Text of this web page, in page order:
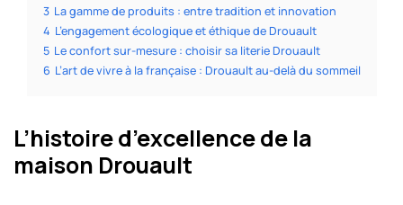
3 La gamme de produits : entre tradition et innovation
4 L’engagement écologique et éthique de Drouault
5 Le confort sur-mesure : choisir sa literie Drouault
6 L’art de vivre à la française : Drouault au-delà du sommeil
L’histoire d’excellence de la
maison Drouault